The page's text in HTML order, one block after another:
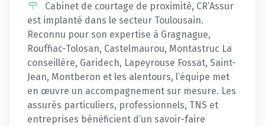
Cabinet de courtage de proximité, CR’Assur
est implanté dans le secteur Toulousain.
Reconnu pour son expertise à Gragnague,
Rouffiac-Tolosan, Castelmaurou, Montastruc La
conseillère, Garidech, Lapeyrouse Fossat, Saint-
Jean, Montberon et les alentours, l’équipe met
en œuvre un accompagnement sur mesure. Les
assurés particuliers, professionnels, TNS et
entreprises bénéficient d’un savoir-faire